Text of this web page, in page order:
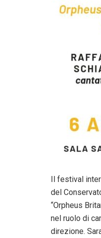
Il festival
del
“Orpheus
nel ruolo di
direzione.